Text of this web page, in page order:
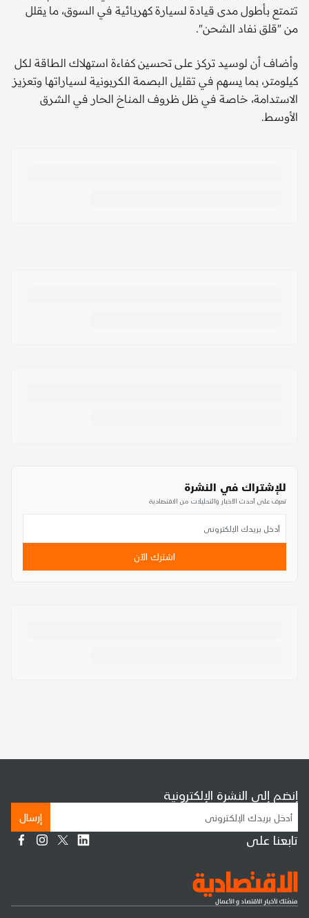
تتمتع بأطول مدى قيادة لسيارة كهربائية في السوق، ما يقلل
من "قلق نفاد الشحن".
وأضاف أن لوسيد تركز على تحسين كفاءة استهلاك الطاقة لكل
كيلومتر، بما يسهم في تقليل البصمة الكربونية لسياراتها وتعزيز
الاستدامة، خاصة في ظل ظروف المناخ الحار في الشرق
الأوسط.
للإشتراك في النشرة
تعرف على أحدث الأخبار والتحليلات من الاقتصادية
اشترك الآن
إنضم إلى النشرة الإلكترونية
إرسال
تابعنا على